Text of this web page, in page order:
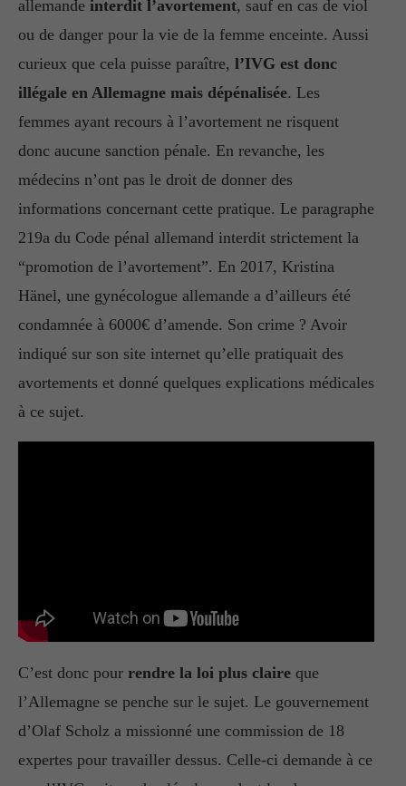
allemande interdit l’avortement, sauf en cas de viol
ou de danger pour la vie de la femme enceinte. Aussi
curieux que cela puisse paraître, l’IVG est donc
illégale en Allemagne mais dépénalisée. Les
femmes ayant recours à l’avortement ne risquent
donc aucune sanction pénale. En revanche, les
médecins n’ont pas le droit de donner des
informations concernant cette pratique. Le paragraphe
219a du Code pénal allemand interdit strictement la
“promotion de l’avortement”. En 2017, Kristina
Hänel, une gynécologue allemande a d’ailleurs été
condamnée à 6000€ d’amende. Son crime ? Avoir
indiqué sur son site internet qu’elle pratiquait des
avortements et donné quelques explications médicales
à ce sujet.
C’est donc pour rendre la loi plus claire que
l’Allemagne se penche sur le sujet. Le gouvernement
d’Olaf Scholz a missionné une commission de 18
expertes pour travailler dessus. Celle-ci demande à ce